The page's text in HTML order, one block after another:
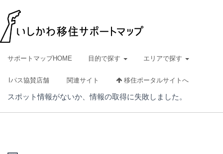
サポートマップHOME 目的で探す エリアで探す
Iパス協賛店舗 関連サイト 移住ポータルサイトへ
スポット情報がないか、情報の取得に失敗しました。